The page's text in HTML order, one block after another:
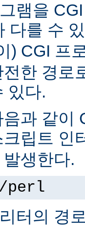
램을
다를 수
) CGI 프
한 경로
있다.
과 같이
크립트 인
생한다.
perl
터의 경